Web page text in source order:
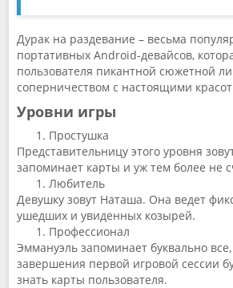
Дурак на раздевание – весьма
портативных Android-девайсов,
пользователя пикантной сюжетной
соперничеством с настоящими
Уровни игры
Простушка
Представительницу этого уровня
запоминает карты и уж тем более не
Любитель
Девушку зовут Наташа. Она ведет
ушедших и увиденных козырей.
Профессионал
Эммануэль запоминает буквально
завершения первой игровой сессии
знать карты пользователя.